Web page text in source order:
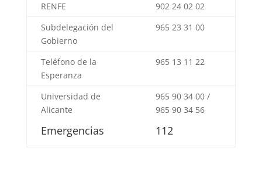
RENFE
902 24 02 02
Subdelegación del
Gobierno
965 23 31 00
Teléfono de la
Esperanza
965 13 11 22
Universidad de
Alicante
965 90 34 00 /
965 90 34 56
Emergencias 112